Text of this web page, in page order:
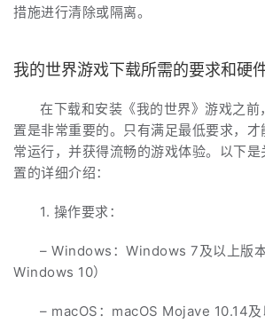
措施进行清除或隔离。
我的世界游戏下载所需的要求和硬
在下载和安装《我的世界》游戏之前
置是非常重要的。只有满足最低要求，
常运行，并获得流畅的游戏体验。以下
置的详细介绍：
1. 操作要求：
– Windows：Windows 7及以上版
Windows 10）
– macOS：macOS Mojave 10.14及